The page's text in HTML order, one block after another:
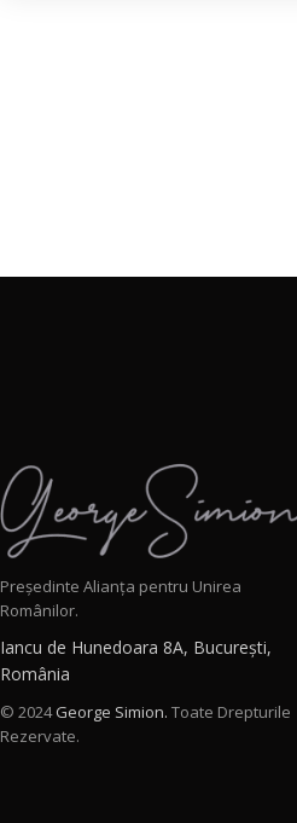
Președinte Alianța pentru Unirea
Românilor.
Iancu de Hunedoara 8A, București,
România
© 2024George Simion. Toate Drepturile
Rezervate.